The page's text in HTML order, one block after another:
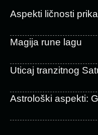
Aspekti ličnosti
Magija rune lagu
Uticaj tranzitnog
Astrološki aspekti: